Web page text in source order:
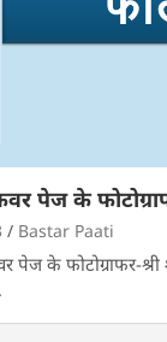
पेज के
Bastar Paati
पेज के फोटोग्राफर-